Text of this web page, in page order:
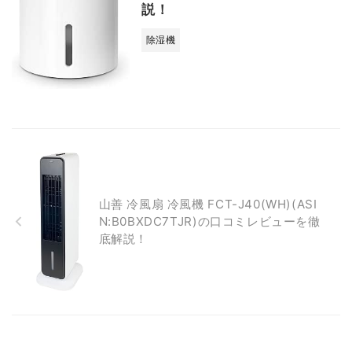
説！
除湿機
山善 冷風扇 冷風機 FCT-J40(WH)(ASI
N:B0BXDC7TJR)の口コミレビューを徹
底解説！